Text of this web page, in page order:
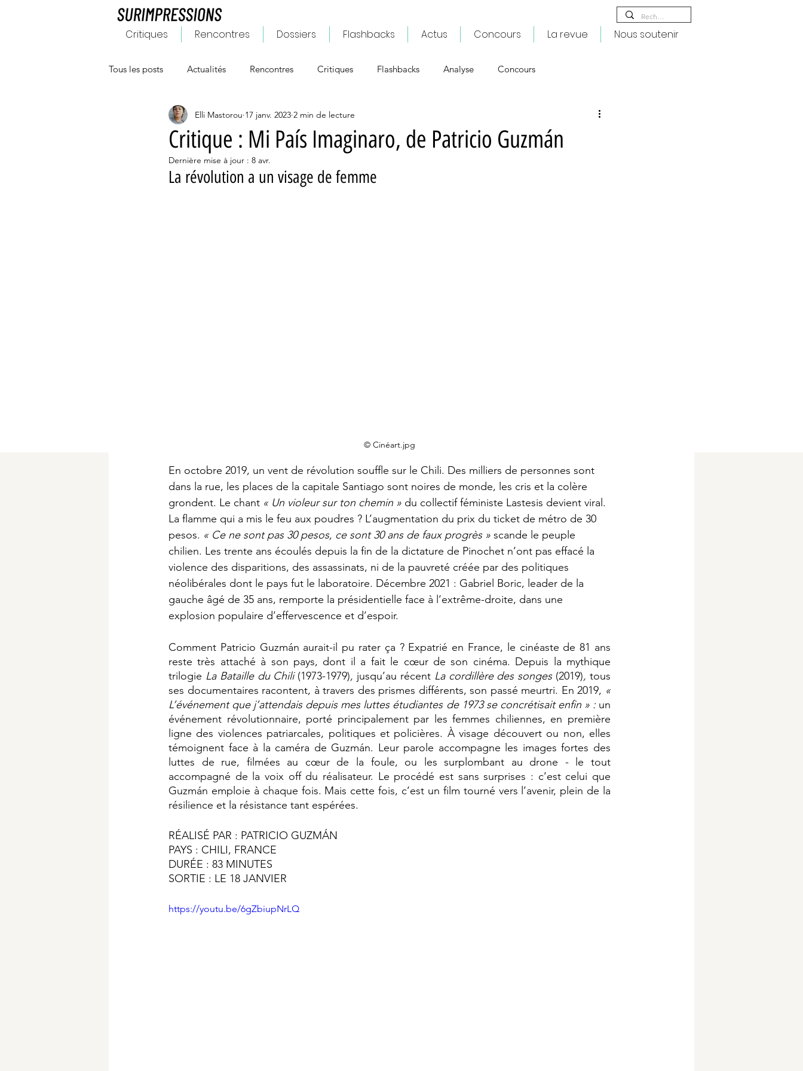
Critiques Rencontres Dossiers Flashbacks Actus Concours La revue Nous soutenir
Tous les posts Actualités Rencontres Critiques Flashbacks Analyse Concours
Critique : Mi País Imaginaro, de Patricio Guzmán
Elli Mastorou 17 janv. 2023 2 min de lecture
Dernière mise à jour : 8 avr.
La révolution a un visage de femme
© Cinéart.jpg
En octobre 2019, un vent de révolution souffle sur le Chili. Des milliers de personnes sont
dans la rue, les places de la capitale Santiago sont noires de monde, les cris et la colère
grondent. Le chant « Un violeur sur ton chemin » du collectif féministe Lastesis devient viral.
La flamme qui a mis le feu aux poudres ? L’augmentation du prix du ticket de métro de 30
pesos. « Ce ne sont pas 30 pesos, ce sont 30 ans de faux progrès » scande le peuple
chilien. Les trente ans écoulés depuis la fin de la dictature de Pinochet n’ont pas effacé la
violence des disparitions, des assassinats, ni de la pauvreté créée par des politiques
néolibérales dont le pays fut le laboratoire. Décembre 2021 : Gabriel Boric, leader de la
gauche âgé de 35 ans, remporte la présidentielle face à l’extrême-droite, dans une
explosion populaire d’effervescence et d’espoir.
Comment Patricio Guzmán aurait-il pu rater ça ? Expatrié en France, le cinéaste de 81 ans
reste très attaché à son pays, dont il a fait le cœur de son cinéma. Depuis la mythique
trilogie La Bataille du Chili (1973-1979), jusqu’au récent La cordillère des songes (2019), tous
ses documentaires racontent, à travers des prismes différents, son passé meurtri. En 2019, «
L’événement que j’attendais depuis mes luttes étudiantes de 1973 se concrétisait enfin » : un
événement révolutionnaire, porté principalement par les femmes chiliennes, en première
ligne des violences patriarcales, politiques et policières. À visage découvert ou non, elles
témoignent face à la caméra de Guzmán. Leur parole accompagne les images fortes des
luttes de rue, filmées au cœur de la foule, ou les surplombant au drone - le tout
accompagné de la voix off du réalisateur. Le procédé est sans surprises : c’est celui que
Guzmán emploie à chaque fois. Mais cette fois, c’est un film tourné vers l’avenir, plein de la
résilience et la résistance tant espérées.
RÉALISÉ PAR : PATRICIO GUZMÁN
PAYS : CHILI, FRANCE
DURÉE : 83 MINUTES
SORTIE : LE 18 JANVIER
https://youtu.be/6gZbiupNrLQ